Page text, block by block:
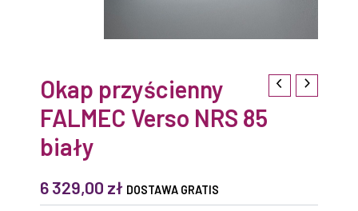
Okap przyścienny
FALMEC Verso NRS 85
biały
6 329,00 zł DOSTAWA GRATIS